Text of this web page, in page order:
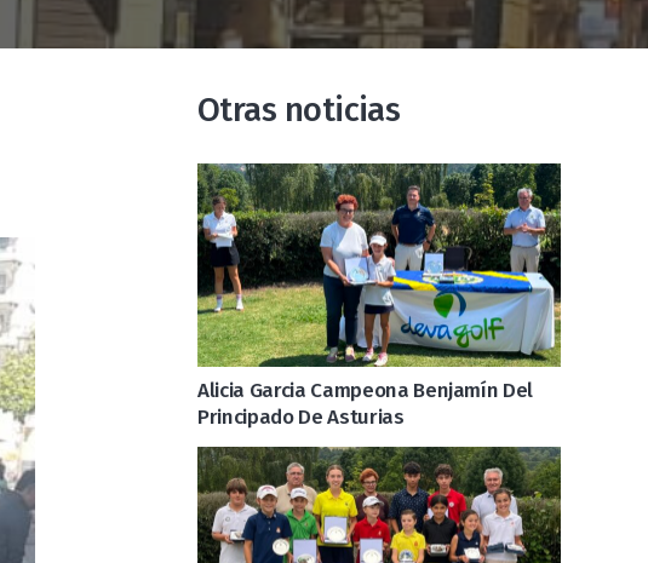
Otras noticias
Alicia Garcia Campeona Benjamín Del
Principado De Asturias